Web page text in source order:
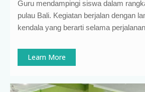
Guru mendampingi siswa dalam
pulau Bali. Kegiatan berjalan dengan
kendala yang berarti selama
Learn More